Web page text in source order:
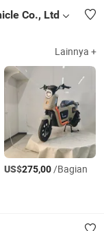
Co., Ltd
Lainnya +
US$275,00/Bagian